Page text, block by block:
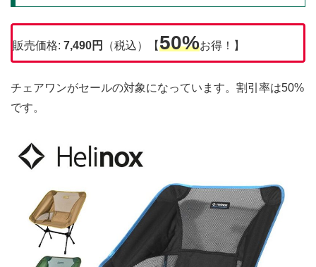
販売価格: 7,490円 （税込）【50%お得！】
チェアワンがセールの対象になっています。割引率は50%
です。